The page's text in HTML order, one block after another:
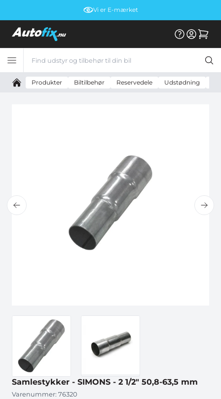
Vi er E-mærket
Produkter Biltilbehør Reservedele Udstødning
Samlestykker - SIMONS - 2 1/2" 50,8-63,5 mm
Varenummer: 76320